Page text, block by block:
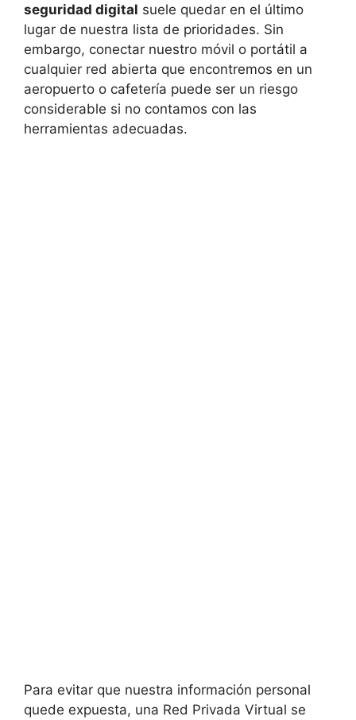
seguridad digital suele quedar en el último
lugar de nuestra lista de prioridades. Sin
embargo, conectar nuestro móvil o portátil a
cualquier red abierta que encontremos en un
aeropuerto o cafetería puede ser un riesgo
considerable si no contamos con las
herramientas adecuadas.
Para evitar que nuestra información personal
quede expuesta, una Red Privada Virtual se